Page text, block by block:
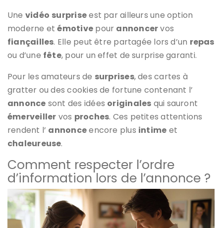
Une vidéo surpriseest par ailleurs une option
moderne etémotive pour annoncervos
fiançailles. Elle peut être partagée lors d’un repas
ou d’une fête, pour un effet de surprise garanti.
Pour les amateurs de surprises, des cartes à
gratter ou des cookies de fortune contenant l’
annonce sont des idées originales qui sauront
émerveiller vos proches. Ces petites attentions
rendent l’ annonceencore plus intime et
chaleureuse.
Comment respecter l’ordre
d’information lors de l’annonce ?